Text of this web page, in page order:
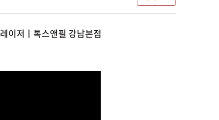
이저ㅣ톡스앤필 강남본점